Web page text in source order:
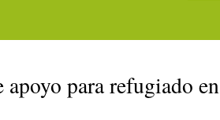
para refugiado en